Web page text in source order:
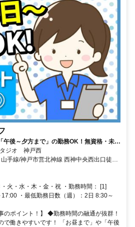
午後～夕方まで」の勤務OK！無資格・未経
タジオ 神戸西
手線/神戸市営北神線 西神中央西出口徒歩
手線/神戸市営北神線 西神南徒歩約25分、
谷北出口徒歩約54分 神戸市営地下鉄「西
通勤OK
火・水・木・金・祝 ・勤務時間： [1]
・最低勤務日数（週）：2日 8:30～
のポイント！】 ◆勤務時間の融通が抜群！
働きやすいです！ 「お昼まで」や「午後